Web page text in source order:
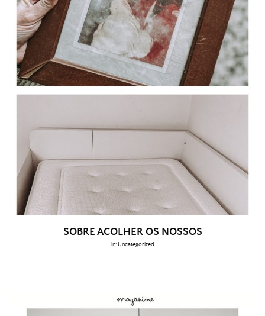
SOBRE ACOLHER OS NOSSOS
in: Uncategorized